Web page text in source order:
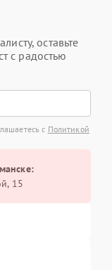
оставьте
с радостью
с Политикой
15